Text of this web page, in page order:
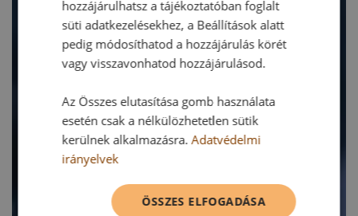
hozzájárulhatsz a tájékoztatóban foglalt
süti adatkezelésekhez, a Beállítások alatt
pedig módosíthatod a hozzájárulás körét
vagy visszavonhatod hozzájárulásod.
Az Összes elutasítása gomb használata
esetén csak a nélkülözhetetlen sütik
kerülnek alkalmazásra.Adatvédelmi
irányelvek
ÖSSZES ELFOGADÁSA